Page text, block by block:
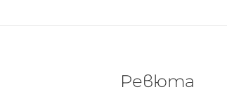
Ревюта